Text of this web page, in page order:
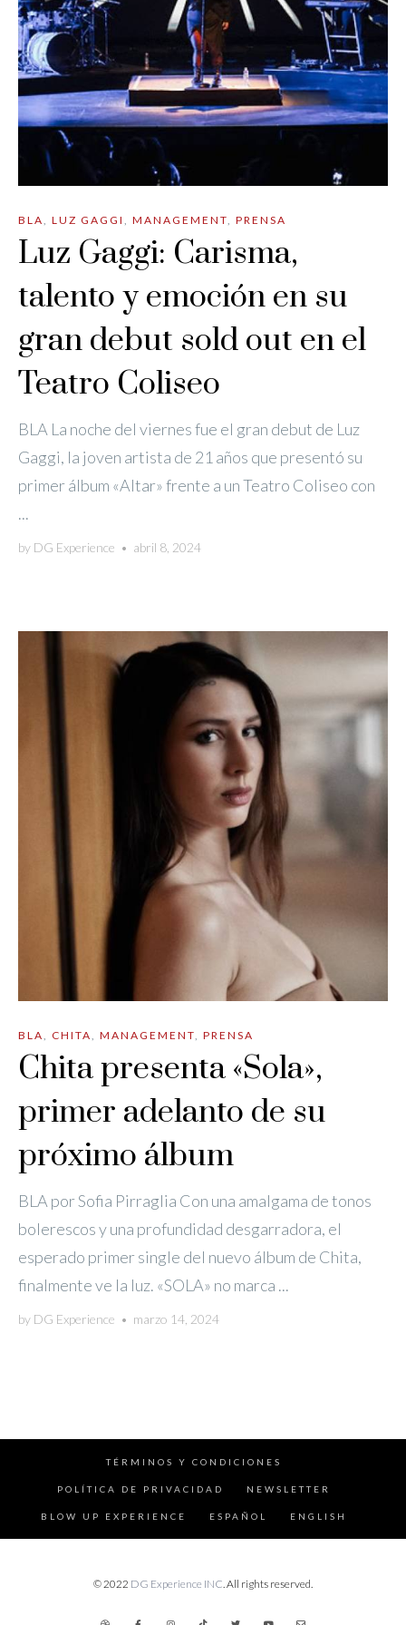
BLA, LUZ GAGGI , MANAGEMENT, PRENSA
Luz Gaggi: Carisma,
talento y emoción en su
gran debut sold out en el
Teatro Coliseo
BLA La noche del viernes fue el gran debut de Luz
Gaggi, la joven artista de 21 años que presentó su
primer álbum «Altar» frente a un Teatro Coliseo con
...
by DG Experience • abril 8, 2024
BLA, CHITA, MANAGEMENT, PRENSA
Chita presenta «Sola»,
primer adelanto de su
próximo álbum
BLA por Sofia Pirraglia Con una amalgama de tonos
bolerescos y una profundidad desgarradora, el
esperado primer single del nuevo álbum de Chita,
finalmente ve la luz. «SOLA» no marca ...
by DG Experience • marzo 14, 2024
TÉRMINOS Y CONDICIONES
POLÍTICA DE PRIVACIDAD NEWSLETTER
BLOW UP EXPERIENCE ESPAÑOL ENGLISH
© 2022 DG Experience INC. All rights reserved.